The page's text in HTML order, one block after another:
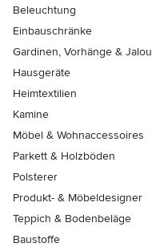
Beleuchtung
Einbauschränke
Gardinen, Vorhänge &
Hausgeräte
Heimtextilien
Kamine
Möbel & Wohnaccessoires
Parkett & Holzböden
Polsterer
Produkt- & Möbeldesigner
Teppich & Bodenbeläge
Baustoffe